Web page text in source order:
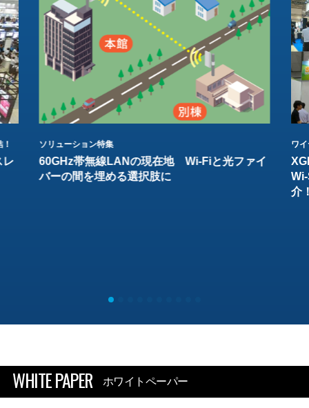
レ
ソリューション特集
60GHz帯無線LANの現在地 Wi-Fiと光ファイ
バーの間を埋める選択肢に
ワ
介
WHITE PAPER ホワイトペーパー